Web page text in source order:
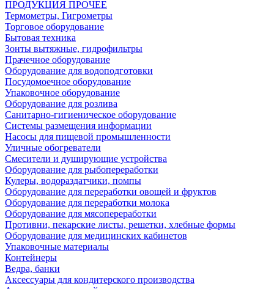
ПРОДУКЦИЯ ПРОЧЕЕ
Термометры, Гигрометры
Торговое оборудование
Бытовая техника
Зонты вытяжные, гидрофильтры
Прачечное оборудование
Оборудование для водоподготовки
Посудомоечное оборудование
Упаковочное оборудование
Оборудование для розлива
Санитарно-гигиеническое оборудование
Системы размещения информации
Насосы для пищевой промышленности
Уличные обогреватели
Смесители и душирующие устройства
Оборудование для рыбопереработки
Кулеры, водораздатчики, помпы
Оборудование для переработки овощей и фруктов
Оборудование для переработки молока
Оборудование для мясопереработки
Противни, пекарские листы, решетки, хлебные формы
Оборудование для медицинских кабинетов
Упаковочные материалы
Контейнеры
Ведра, банки
Аксессуары для кондитерского производства